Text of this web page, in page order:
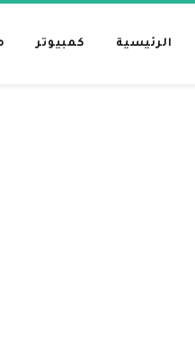
الرئيسية كمبيوتر